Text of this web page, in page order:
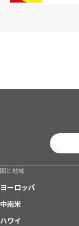
国と地域
ヨーロッパ
中南米
ハワイ